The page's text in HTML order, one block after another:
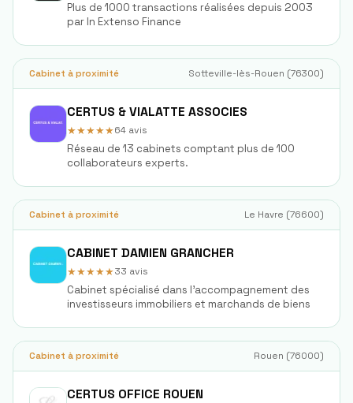
Plus de 1000 transactions réalisées depuis 2003
par In Extenso Finance
Cabinet à proximité Sotteville-lès-Rouen (76300)
CERTUS & VIALATTE ASSOCIES
★★★★★64 avis
Réseau de 13 cabinets comptant plus de 100
collaborateurs experts.
Cabinet à proximité Le Havre (76600)
CABINET DAMIEN GRANCHER
★★★★★33 avis
Cabinet spécialisé dans l'accompagnement des
investisseurs immobiliers et marchands de biens
Cabinet à proximité Rouen (76000)
CERTUS OFFICE ROUEN